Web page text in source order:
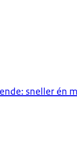
sneller én